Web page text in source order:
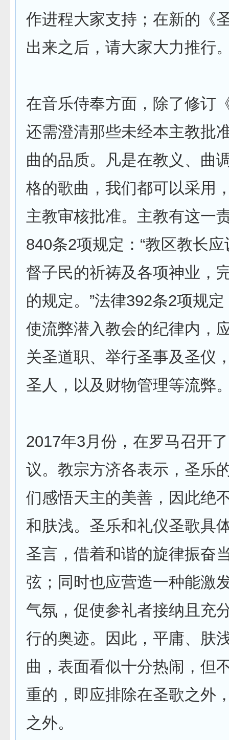
作进程大家支持；在新的《
出来之后，请大家大力推行
在音乐侍奉方面，除了修订
还需澄清那些未经本主教批
曲的品质。凡是在教义、曲
格的歌曲，我们都可以采用
主教审核批准。主教有这一
840条2项规定：“教区教长
督子民的祈祷及各项神业，
的规定。”法律392条2项规定
使流弊潜入教会的纪律内，
关圣道职、举行圣事及圣仪
圣人，以及财物管理等流弊
2017年3月份，在罗马召开
议。教宗方济各表示，圣乐
们感悟天主的美善，因此绝
和肤浅。圣乐和礼仪圣歌具
圣言，借着和谐的旋律振奋
弦；同时也应营造一种能激
气氛，促使参礼者接纳且充
行的奥迹。因此，平庸、肤
曲，表面看似十分热闹，但
重的，即应排除在圣歌之外
之外。